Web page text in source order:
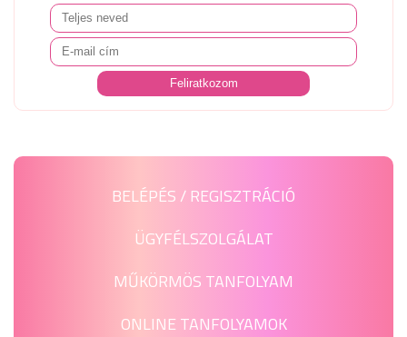
BELÉPÉS / REGISZTRÁCIÓ
ÜGYFÉLSZOLGÁLAT
MŰKÖRMÖS TANFOLYAM
ONLINE TANFOLYAMOK